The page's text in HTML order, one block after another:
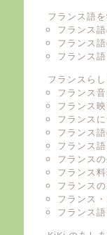
フランス語
フランス
フランス
フランス
フランスらし
フランス
フランス
フランス
フランス
フランス
フランス
フランス
フランス
フランス
フランス